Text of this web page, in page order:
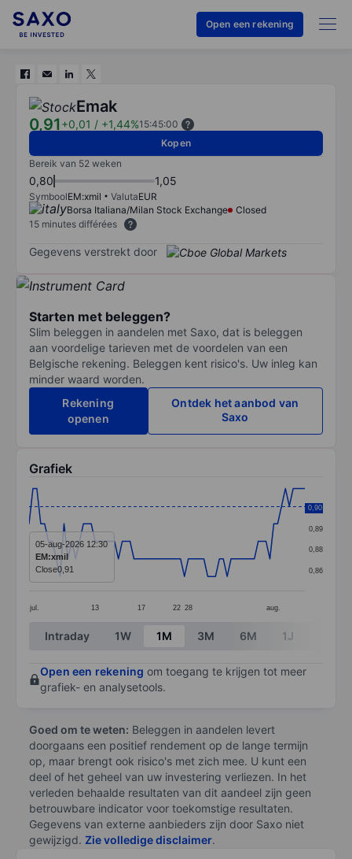
Open een rekening
Emak
0,91+0,01 / +1,44%15:45:00
Kopen
Bereik van 52 weken
0,80 1,05
SymboolEM:xmil ValutaEUR
Borsa Italiana/Milan Stock Exchange
Closed
15 minutes différées
Gegevens verstrekt door
Starten met beleggen?
Slim beleggen in aandelen met Saxo, dat is beleggen
aan voordelige tarieven met de voordelen van een
Belgische rekening. Beleggen kent risico's. Uw inleg kan
minder waard worden.
Rekening
openen
Ontdek het aanbod van
Saxo
Grafiek
Line chart with 72 data points.
The chart has 1 X axis displaying categories.
The chart has 1 Y axis displaying values. Data
jul. 13 17 22 28 aug.
0,86
0,88
0,89
0,90
0,90
05-aug-2026 12:30
EM:xmil
Close0,91
End of interactive chart.
Intraday 1W 1M 3M 6M 1J
Open een rekening om toegang te krijgen tot meer
grafiek- en analysetools.
Goed om te weten: Beleggen in aandelen levert
doorgaans een positief rendement op de lange termijn
op, maar brengt ook risico's met zich mee. U kunt een
deel of het geheel van uw investering verliezen. In het
verleden behaalde resultaten van dit aandeel zijn geen
betrouwbare indicator voor toekomstige resultaten.
Gegevens van externe aanbieders zijn door Saxo niet
gewijzigd. Zie volledige disclaimer.